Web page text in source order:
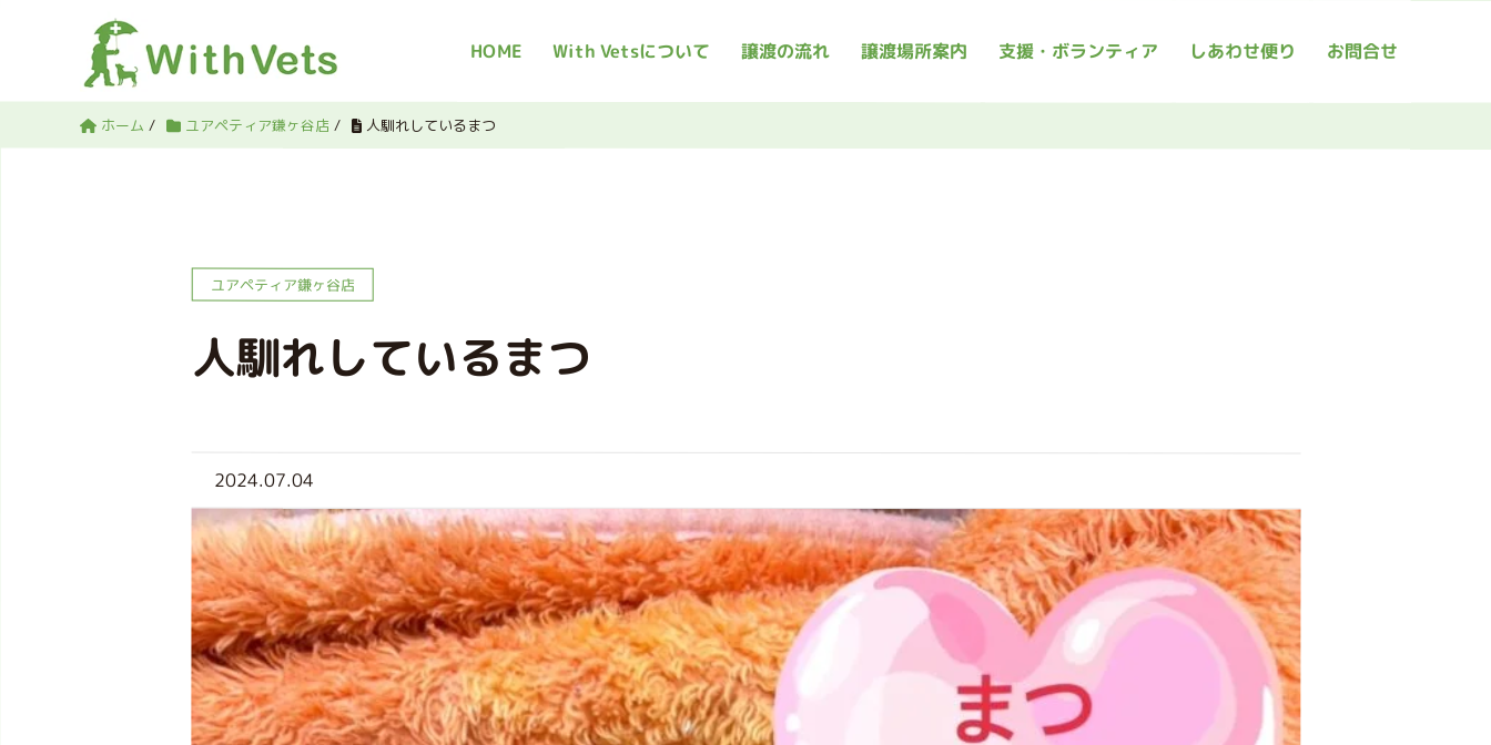
HOME With Vetsについて 譲渡の流れ 譲渡場所案内 支援・ボランティア しあわせ便り お問合せ
ホーム / ユアペティア鎌ヶ谷店 / 人馴れしているまつ
ユアペティア鎌ヶ谷店
人馴れしているまつ
2024.07.04